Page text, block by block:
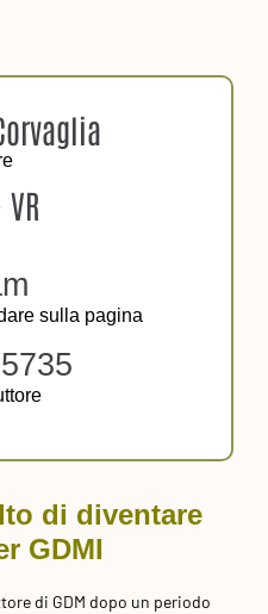
sulla pagina
di diventare
GDMI
di GDM dopo un periodo